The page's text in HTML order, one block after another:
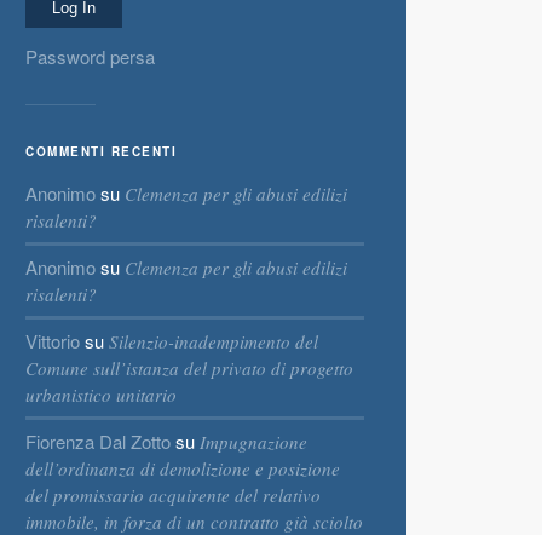
Password persa
COMMENTI RECENTI
Anonimosu Clemenza per gli abusi edilizi
risalenti?
Anonimosu Clemenza per gli abusi edilizi
risalenti?
Vittoriosu Silenzio-inadempimento del
Comune sull’istanza del privato di progetto
urbanistico unitario
Fiorenza Dal Zottosu Impugnazione
dell’ordinanza di demolizione e posizione
del promissario acquirente del relativo
immobile, in forza di un contratto già sciolto